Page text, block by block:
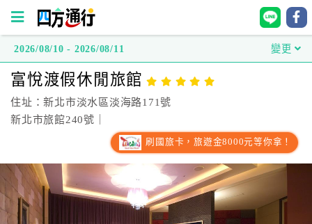
方
通
行
台
灣
2026/08/10 - 2026/08/11 變更
富悅渡假休閒旅館
住址：新北市淡水區淡海路171號
新北市旅館240號｜
刷國旅卡，旅遊金8000元等你拿！